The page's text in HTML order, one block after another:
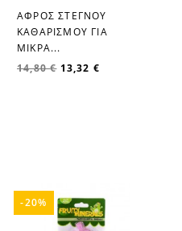
favorite_border
ΑΦΡΟΣ ΣΤΕΓΝΟΥ
ΚΑΘΑΡΙΣΜΟΥ ΓΙΑ
ΜΙΚΡΑ...
14,80 € 13,32 €
-20%